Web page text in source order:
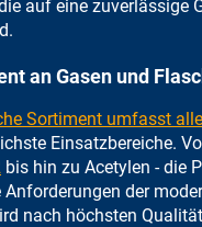
auf eine zuverlässige
an Gasen und
Sortiment umfasst
Einsatzbereiche.
bis hin zu Acetylen - die
der
nach höchsten